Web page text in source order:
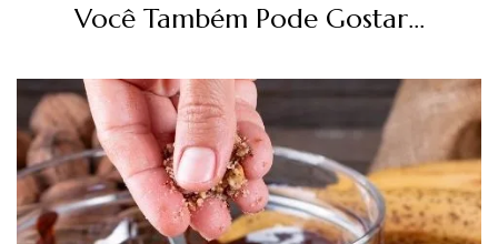
Você Também Pode Gostar...